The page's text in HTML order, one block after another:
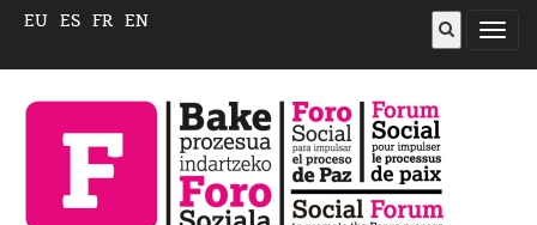
ireki
EU ES FR EN